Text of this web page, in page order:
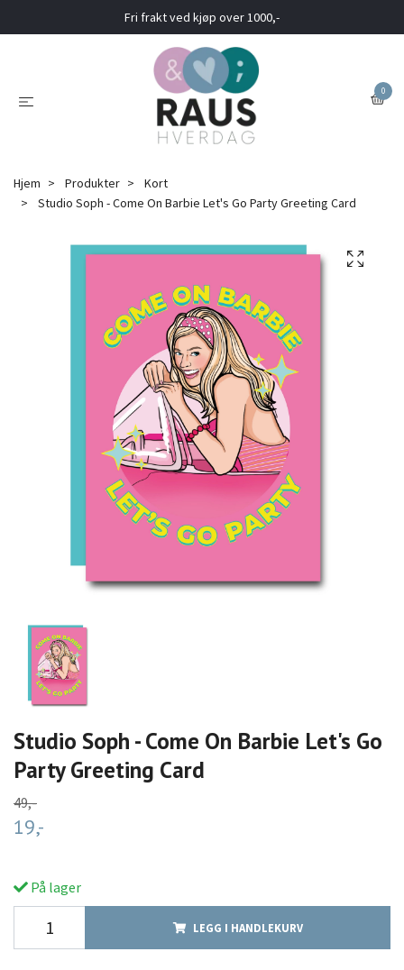
Fri frakt ved kjøp over 1000,-
0
Hjem Produkter
Kort
Studio Soph - Come On Barbie Let's Go Party Greeting Card
Studio Soph - Come On Barbie Let's Go
Party Greeting Card
49,-
19,-
På lager
LEGG I HANDLEKURV